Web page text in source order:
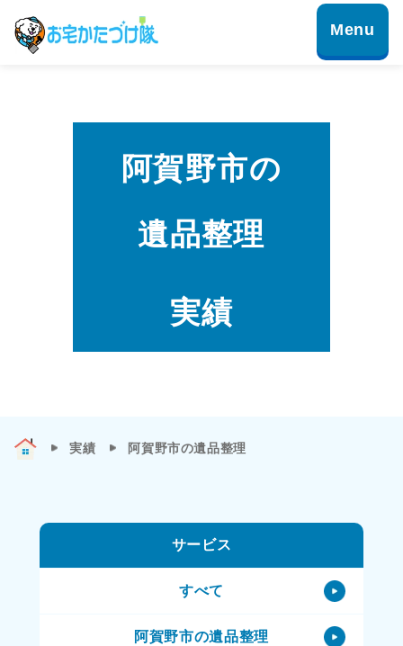
阿賀野市の
遺品整理
実績
実績 阿賀野市の遺品整理
サービス
すべて
阿賀野市の遺品整理